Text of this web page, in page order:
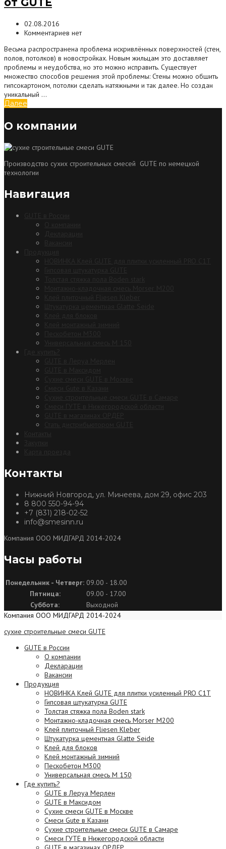
02.08.2016
Комментариев нет
Весьма распространена проблема искривлённых поверхностей (стен,
полов, потолков) в новостройках. Новым жильцам это доставляет
проблемы и неудобства, но это можно исправить. Существует
множество способов решения этой проблемы: Стены можно обшить
гипсокартоном, потолки сделать натяжными и так далее. Но создан
уникальный …
Далее
О компании
Производство сухих строительных смесей GUTE по немецкой
технологии
Навигация
Контакты
Нижний Новгород, ул. Минеева, дом 29, офис 203
8 800 550-94-94
+7 (831) 218-02-52
info@smesinn.ru
Компания ООО МИДГАРД 2014-2024
Часы работы
Понедельник - Четверг: 09.00 - 18.00
Пятница:
09.00 - 17.00
Суббота:
Выходной
Компания ООО МИДГАРД 2014-2024
сухие строительные смеси GUTE
GUTE в России
О компании
Декларации
Вакансии
Продукция
НОВИНКА Клей GUTE для плитки усиленный PRO C1T
Гипсовая штукатурка GUTE
Толстая стяжка пола Boden stark
Монтажно-кладочная смесь Morser М200
Клей плиточный Fliesen Kleber
Штукатурка цементная Glatte Seide
Клей для блоков
Клей монтажный зимний
Пескобетон М300
Универсальная смесь М 150
Где купить?
GUTE в Леруа Мерлен
GUTE в Максидом
Сухие смеси GUTE в Москве
Смеси Gute в Казани
Сухие строительные смеси GUTE в Самаре
Смеси ГУТЕ в Нижегородской области